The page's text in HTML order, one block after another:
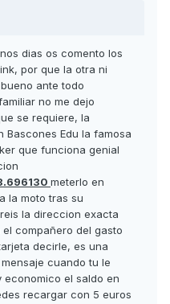
dias os comento los
por que la otra ni
ante todo
no me dejo
se requiere, la
Bascones Edu la famosa
que funciona genial
meterlo en
la moto tras su
la direccion exacta
compañero del gasto
decirle, es una
cuando tu le
economico el saldo en
recargar con 5 euros